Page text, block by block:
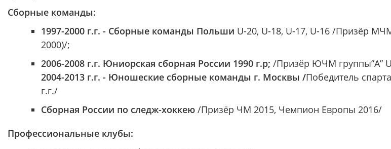
Сборные команды:
1997-2000 г.г. - Сборные команды Польши U-20, U-18, U-17, U-16 /Призёр
2000)/;
2006-2008 г.г. Юниорская сборная России 1990 г.р; /Призёр ЮЧМ группы”А”
2004-2013 г.г. - Юношеские сборные команды г. Москвы /Победитель
г.г./
Сборная России по следж-хоккею /Призёр ЧМ 2015, Чемпион Европы 2016/
Профессиональные клубы: